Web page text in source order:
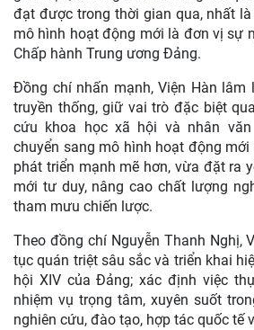
đạt được trong thời gian qua, nhất
mô hình hoạt động mới là đơn vị sự
Chấp hành Trung ương Đảng.
Đồng chí nhấn mạnh, Viện Hàn lâm
truyền thống, giữ vai trò đặc biệt
cứu khoa học xã hội và nhân
chuyển sang mô hình hoạt động
phát triển mạnh mẽ hơn, vừa đặt ra
mới tư duy, nâng cao chất lượng
tham mưu chiến lược.
Theo đồng chí Nguyễn Thanh Nghị,
tục quán triệt sâu sắc và triển khai
hội XIV của Đảng; xác định việc
nhiệm vụ trọng tâm, xuyên suốt
nghiên cứu, đào tạo, hợp tác quốc tế